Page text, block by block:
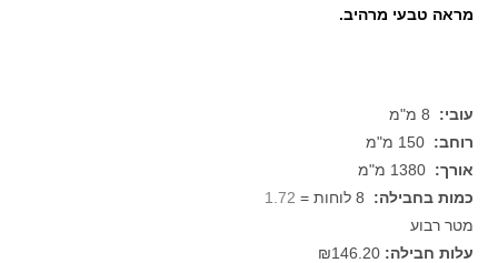
מראה טבעי מרהיב.
עובי: 8 מ"מ
רוחב:150 מ"מ
אורך:1380 מ"מ
כמות בחבילה: 8 לוחות =
1.72
מטר רבוע
עלות חבילה:₪146.20